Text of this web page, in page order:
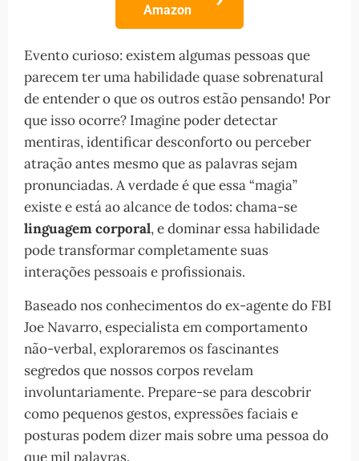
Amazon
Evento curioso: existem algumas pessoas que
parecem ter uma habilidade quase sobrenatural
de entender o que os outros estão pensando! Por
que isso ocorre? Imagine poder detectar
mentiras, identificar desconforto ou perceber
atração antes mesmo que as palavras sejam
pronunciadas. A verdade é que essa “magia”
existe e está ao alcance de todos: chama-se
linguagem corporal, e dominar essa habilidade
pode transformar completamente suas
interações pessoais e profissionais.
Baseado nos conhecimentos do ex-agente do FBI
Joe Navarro, especialista em comportamento
não-verbal, exploraremos os fascinantes
segredos que nossos corpos revelam
involuntariamente. Prepare-se para descobrir
como pequenos gestos, expressões faciais e
posturas podem dizer mais sobre uma pessoa do
que mil palavras.